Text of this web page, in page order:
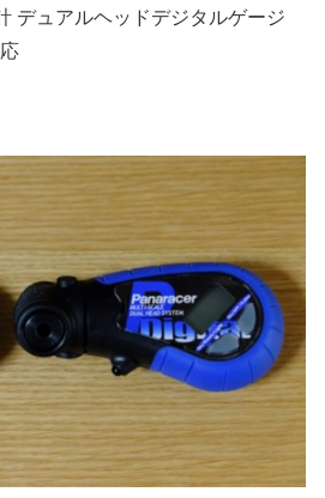
デュアルヘッドデジタルゲージ